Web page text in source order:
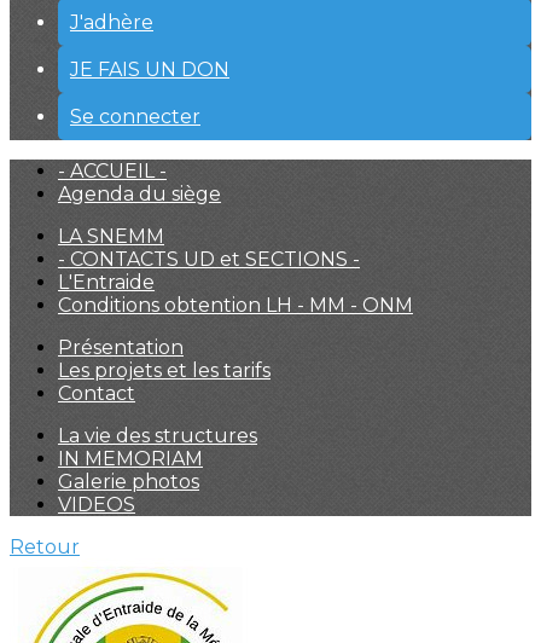
J'adhère
JE FAIS UN DON
Se connecter
- ACCUEIL -
Agenda du siège
LA SNEMM
- CONTACTS UD et SECTIONS -
L'Entraide
Conditions obtention LH - MM - ONM
Présentation
Les projets et les tarifs
Contact
La vie des structures
IN MEMORIAM
Galerie photos
VIDEOS
Retour